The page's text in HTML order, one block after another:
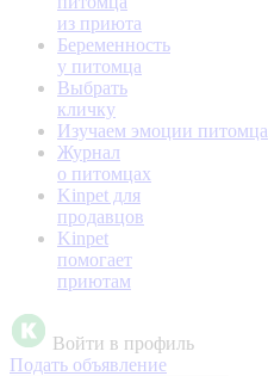
из приюта
Беременность
у питомца
Выбрать
кличку
Изучаем эмоции питомца
Журнал
о питомцах
Kinpet для
продавцов
Kinpet
помогает
приютам
Войти в профиль
Подать объявление